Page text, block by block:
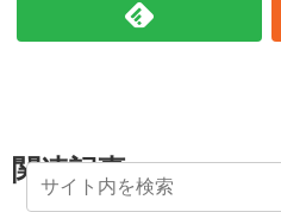
関連記事